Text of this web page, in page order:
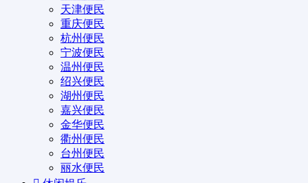
天津便民
重庆便民
杭州便民
宁波便民
温州便民
绍兴便民
湖州便民
嘉兴便民
金华便民
衢州便民
台州便民
丽水便民